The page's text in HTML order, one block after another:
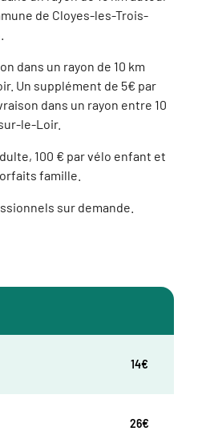
de Cloyes-les-Trois-
dans un rayon de 10 km
Un supplément de 5€ par
dans un rayon entre 10
le-Loir.
100 € par vélo enfant et
famille.
sur demande.
14€
26€